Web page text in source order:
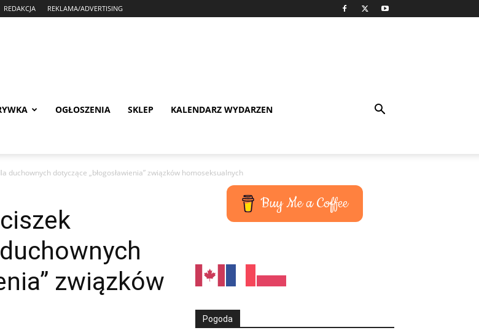
REDAKCJA REKLAMA/ADVERTISING
OGŁOSZENIA SKLEP KALENDARZ WYDARZEN
duchownych dotyczące „błogosławienia” związków homoseksualnych
związków
Buy Me a Coffee
Pogoda